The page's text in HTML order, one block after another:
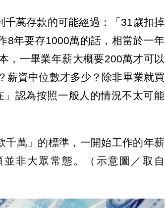
萬存款的可能經過：「31歲扣掉
8年要存1000萬的話，相當於一年
，一畢業年薪大概要200萬才可以
薪資中位數才多少？除非畢業就買
認為按照一般人的情況不太可能
萬」的標準，一開始工作的年薪
非大眾常態。（示意圖／取自